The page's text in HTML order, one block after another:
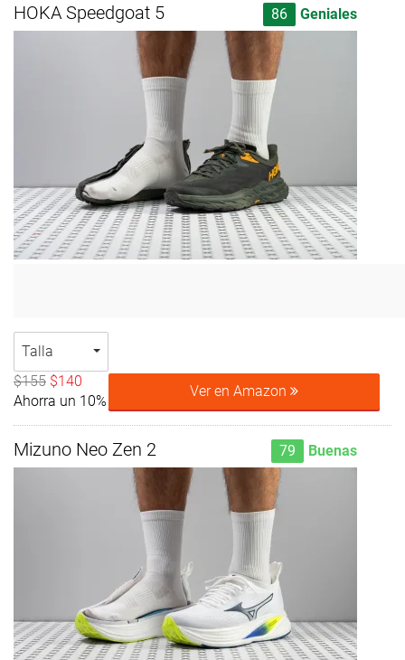
HOKA Speedgoat 5 86 Geniales
Talla
$155 $140
Ahorra un 10%
Ver en Amazon
Mizuno Neo Zen 2 79 Buenas